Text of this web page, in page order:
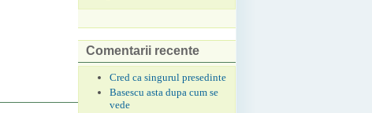
Comentarii recente
Cred ca singurul presedinte
Basescu asta dupa cum se
vede